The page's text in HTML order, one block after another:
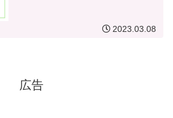
2023.03.08
広告